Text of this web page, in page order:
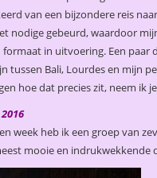
van een bijzondere reis
nodige gebeurd, waardoor
formaat in uitvoering. Een paar
tussen Bali, Lourdes en mijn
hoe dat precies zit, neem ik
week heb ik een groep van
mooie en indrukwekkende